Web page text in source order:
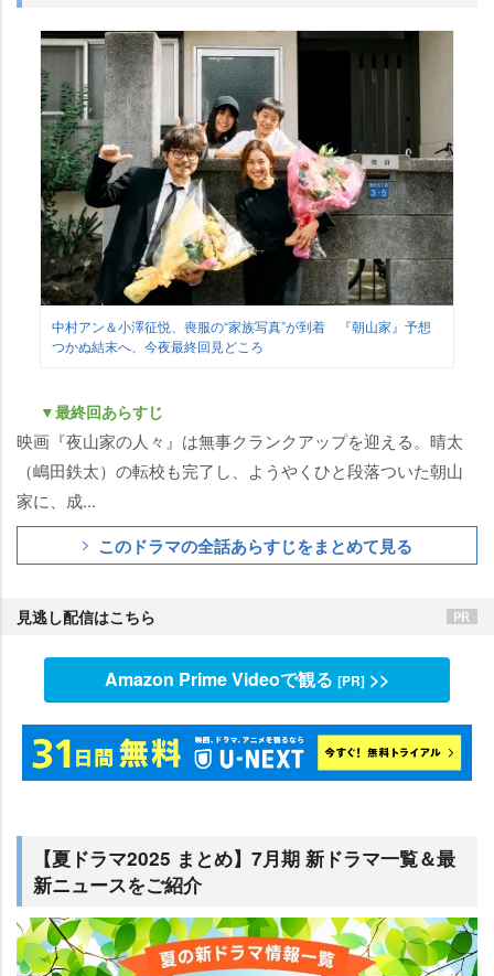
中村アン＆小澤征悦、喪服の“家族写真”が到着 『朝山家』予想
つかぬ結末へ、今夜最終回見どころ
▼最終回あらすじ
映画『夜山家の人々』は無事クランクアップを迎える。晴太
（嶋田鉄太）の転校も完了し、ようやくひと段落ついた朝山
家に、成...
このドラマの全話あらすじをまとめて見る
見逃し配信はこちら
Amazon Prime Videoで観る [PR] >>
【夏ドラマ2025 まとめ】7月期 新ドラマ一覧＆最
新ニュースをご紹介